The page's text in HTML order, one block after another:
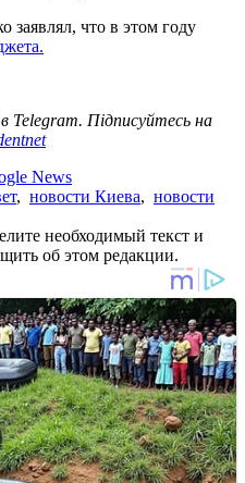
что в этом году
в Telegram. Підписуйтесь на
News
, новости Киева, новости
необходимый текст и
об этом редакции.